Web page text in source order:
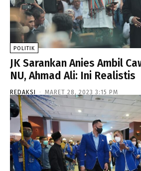
POLITIK
JK Sarankan Anies Ambil
NU, Ahmad Ali: Ini Realistis
REDAKSI - MARET 28, 2023 3:15 PM